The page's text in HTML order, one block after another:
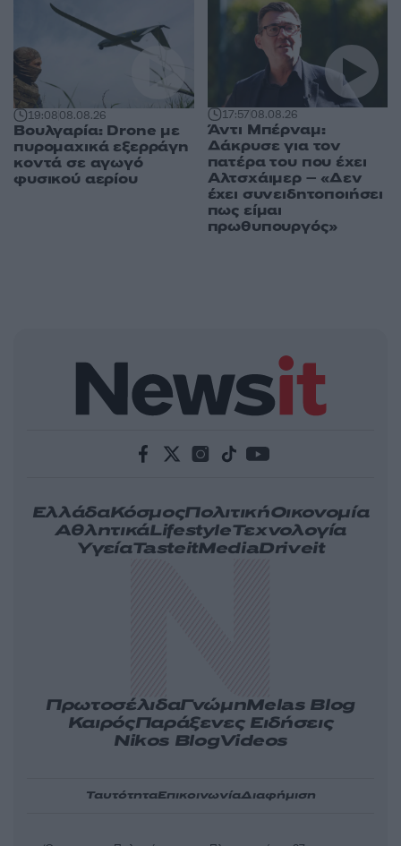
19:0808.08.26
Βουλγαρία: Drone με
πυρομαχικά εξερράγη
κοντά σε αγωγό
φυσικού αερίου
17:5708.08.26
Άντι Μπέρναμ:
Δάκρυσε για τον
πατέρα του που έχει
Αλτσχάιμερ – «Δεν
έχει συνειδητοποιήσει
πως είμαι
πρωθυπουργός»
ΕλλάδαΚόσμοςΠολιτικήΟικονομία
ΑθλητικάLifestyleΤεχνολογία
ΥγείαTasteitMediaDriveit
ΠρωτοσέλιδαΓνώμηMelas Blog
ΚαιρόςΠαράξενες Ειδήσεις
Nikos BlogVideos
ΤαυτότηταΕπικοινωνίαΔιαφήμιση